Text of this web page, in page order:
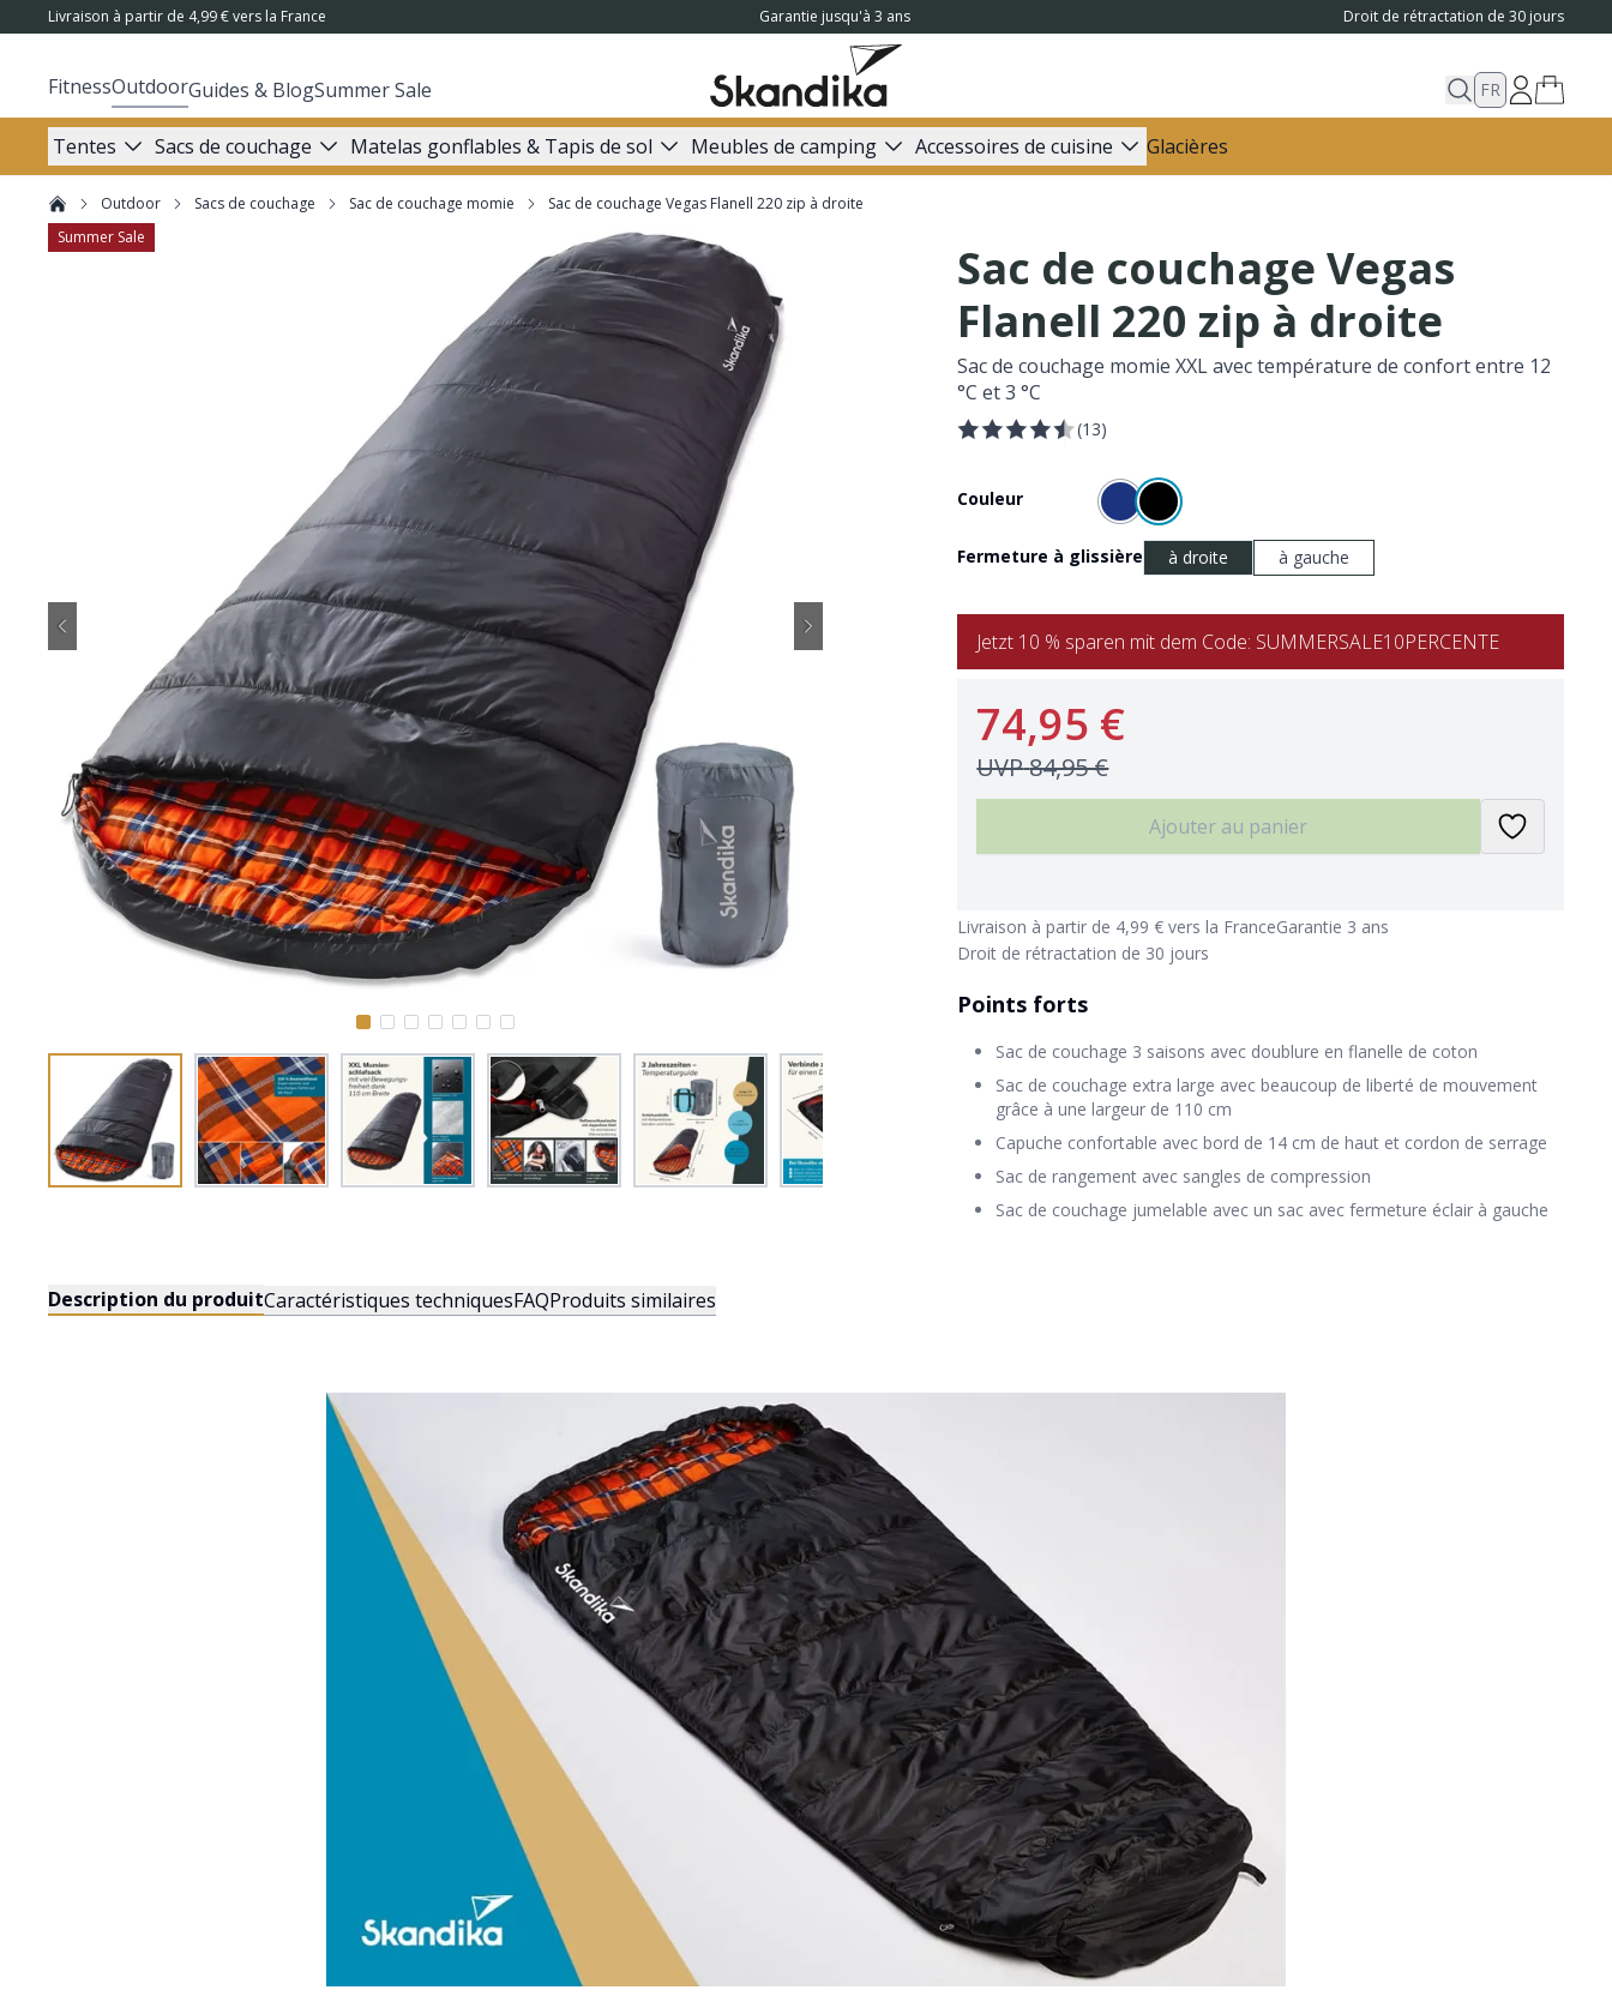
Livraison à partir de 4,99 € vers la France Garantie jusqu'à 3 ans Droit de rétractation de 30 jours
FitnessOutdoorGuides & BlogSummer Sale FR
Tentes Sacs de couchage Matelas gonflables & Tapis de sol Meubles de camping Accessoires de cuisine Glacières
Outdoor Sacs de couchage Sac de couchage momie
Sac de couchage Vegas Flanell 220 zip à droite
Summer Sale
Sac de couchage Vegas
Flanell 220 zip à droite
Sac de couchage momie XXL avec température de confort entre 12
°C et 3 °C
(13)
Couleur
Fermeture à glissière à droite à gauche
Jetzt 10 % sparen mit dem Code: SUMMERSALE10PERCENTE
74,95 €
UVP84,95 €
Ajouter au panier
Livraison à partir de 4,99 € vers la FranceGarantie 3 ans
Droit de rétractation de 30 jours
Points forts
Sac de couchage 3 saisons avec doublure en flanelle de coton
Sac de couchage extra large avec beaucoup de liberté de mouvement
grâce à une largeur de 110 cm
Capuche confortable avec bord de 14 cm de haut et cordon de serrage
Sac de rangement avec sangles de compression
Sac de couchage jumelable avec un sac avec fermeture éclair à gauche
Description du produitCaractéristiques techniquesFAQProduits similaires